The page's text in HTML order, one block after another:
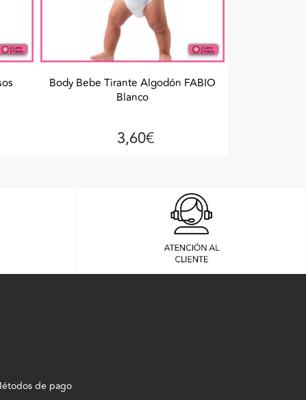
Body Bebe Tirante Algodón FABIO
Blanco
3,60€
de pago